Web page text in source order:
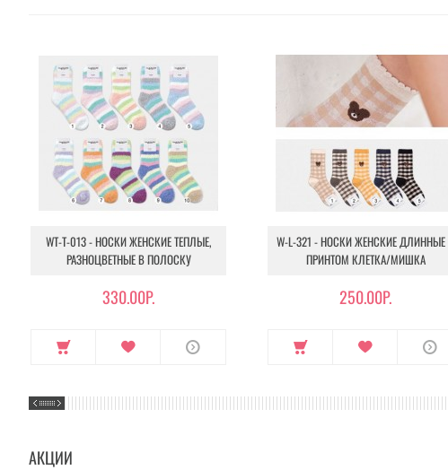
WT-T-013 - НОСКИ ЖЕНСКИЕ ТЕПЛЫЕ,
РАЗНОЦВЕТНЫЕ В ПОЛОСКУ
330.00Р.
W-L-321 - НОСКИ ЖЕНСКИЕ ДЛИННЫЕ
ПРИНТОМ КЛЕТКА/МИШКА
250.00Р.
АКЦИИ